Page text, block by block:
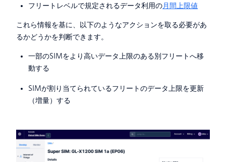
フリートレベルで規定されるデータ利用の月間上限値
これら情報を基に、以下のようなアクションを取る必要があ
るかどうかを判断できます。
一部のSIMをより高いデータ上限のある別フリートへ移
動する
SIMが割り当てられているフリートのデータ上限を更新
（増量）する